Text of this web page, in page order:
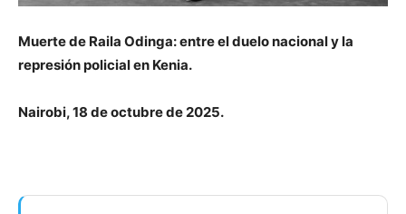
Muerte de Raila Odinga: entre el duelo nacional y la
represión policial en Kenia.
Nairobi, 18 de octubre de 2025.